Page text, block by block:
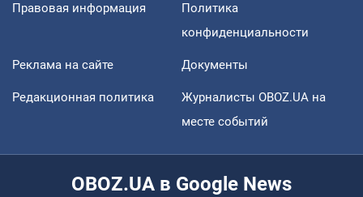
Правовая информация
Политика
конфиденциальности
Реклама на сайте Документы
Редакционная политика
Журналисты OBOZ.UA на
месте событий
OBOZ.UA в Google News